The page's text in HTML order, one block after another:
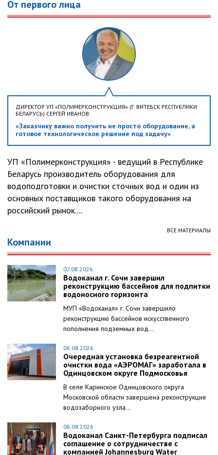
От первого лица
ДИРЕКТОР УП «ПОЛИМЕРКОНСТРУКЦИЯ» (Г. ВИТЕБСК РЕСПУБЛИКИ
БЕЛАРУСЬ) СЕРГЕЙ ИВАНОВ:
«Заказчику важно получить не просто оборудование, а
готовое технологическое решение под задачу»
УП «Полимерконструкция» - ведущий в Республике
Беларусь производитель оборудования для
водоподготовки и очистки сточных вод и один из
основных поставщиков такого оборудования на
российский рынок....
ВСЕ МАТЕРИАЛЫ
Компании
07.08.2026
Водоканал г. Сочи завершил
реконструкцию бассейнов для подпитки
водоносного горизонта
МУП «Водоканал» г. Сочи завершило
реконструкцию бассейнов искусственного
пополнения подземных вод...
06.08.2026
Очередная установка безреагентной
очистки вода «АЭРОМАГ» заработала в
Одинцовском округе Подмосковья
В селе Каринское Одинцовского округа
Московской области завершена реконструкция
водозаборного узла...
06.08.2026
Водоканал Санкт-Петербурга подписал
соглашение о сотрудничестве с
компанией Johannesburg Water